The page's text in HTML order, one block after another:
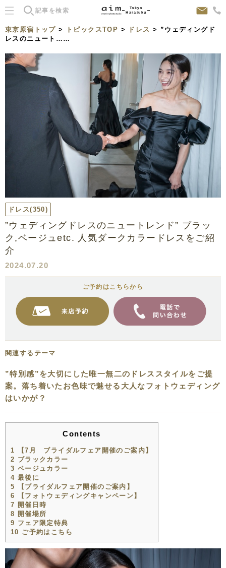
Tokyo
Harajuku
東京原宿トップ > トピックスTOP > ドレス > ”ウェディングド
レスのニュート……
ドレス(350)
”ウェディングドレスのニュートレンド” ブラッ
ク,ベージュetc. 人気ダークカラードレスをご紹
介
2024.07.20
ご予約はこちらから
関連するテーマ
”特別感”を大切にした唯一無二のドレススタイルをご提
案。落ち着いたお色味で魅せる大人なフォトウェディング
はいかが？
Contents
1 【7月 ブライダルフェア開催のご案内】
2 ブラックカラー
3 ベージュカラー
4 最後に
5 【ブライダルフェア開催のご案内】
6 【フォトウェディングキャンペーン】
7 開催日時
8 開催場所
9 フェア限定特典
10 ご予約はこちら